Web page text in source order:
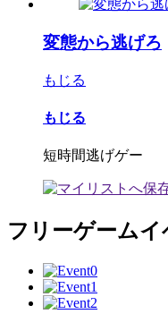
変態から逃げろ
もじる
もじる
短時間逃げゲー
フリーゲームイ